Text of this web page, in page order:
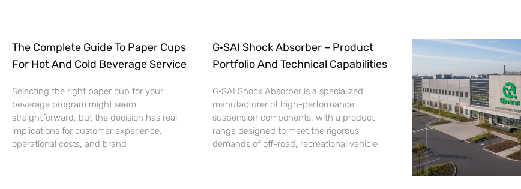
The Complete Guide To Paper Cups
For Hot And Cold Beverage Service
Selecting the right paper cup for your
beverage program might seem
straightforward, but the decision has real
implications for customer experience,
operational costs, and brand
G·SAI Shock Absorber – Product
Portfolio And Technical Capabilities
G·SAI Shock Absorber is a specialized
manufacturer of high-performance
suspension components, with a product
range designed to meet the rigorous
demands of off-road, recreational vehicle